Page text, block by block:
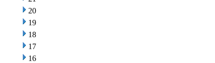
20
19
18
17
16